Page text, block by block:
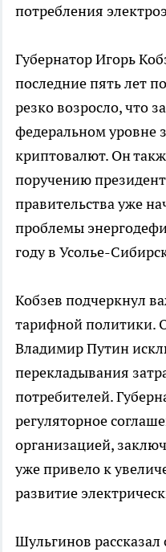
потребления
Губернатор Игорь
последние пять лет
резко возросло, что
федеральном уровне
криптовалют. Он
поручению
правительства уже
проблемы
году в Усолье-
Кобзев подчеркнул
тарифной политики.
Владимир Путин
перекладывания
потребителей.
регуляторное
организацией,
уже привело к
развитие
Шульгинов